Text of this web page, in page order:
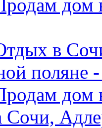
дом
в
поляне
дом
Сочи,